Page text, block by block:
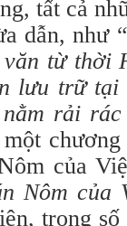
tất cả
dẫn, như “
từ thời
lưu trữ
rải
của
Nôm của
trong